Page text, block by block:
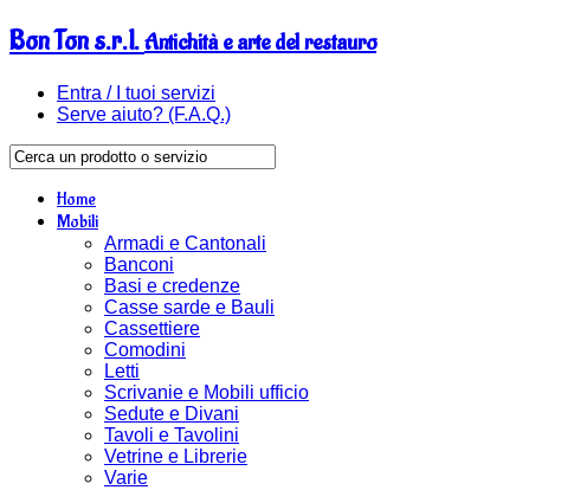
Bon Ton s.r.l.Antichità e arte del restauro
Entra / I tuoi servizi
Serve aiuto? (F.A.Q.)
Home
Mobili
Armadi e Cantonali
Banconi
Basi e credenze
Casse sarde e Bauli
Cassettiere
Comodini
Letti
Scrivanie e Mobili ufficio
Sedute e Divani
Tavoli e Tavolini
Vetrine e Librerie
Varie